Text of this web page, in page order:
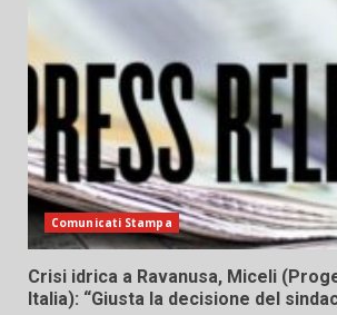
Comunicati Stampa
Crisi idrica a Ravanusa, Miceli
Italia): “Giusta la decisione del